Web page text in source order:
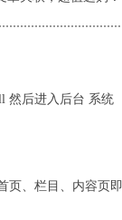
然后进入后台 系统
页、栏目、内容页